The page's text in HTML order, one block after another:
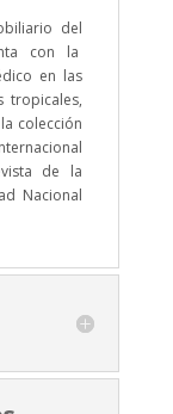
del
con la
en las
tropicales,
colección
de la
Nacional